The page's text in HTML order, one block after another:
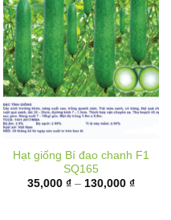
Hạt giống Bí đao chanh F1
SQ165
35,000 ₫ – 130,000 ₫